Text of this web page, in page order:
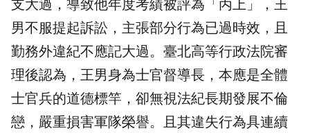
支大過，導致他年度考績被評為「丙上」，王
男不服提起訴訟，主張部分行為已過時效，且
勤務外違紀不應記大過。臺北高等行政法院審
理後認為，王男身為士官督導長，本應是全體
士官兵的道德標竿，卻無視法紀長期發展不倫
戀，嚴重損害軍隊榮譽。且其違失行為具連續